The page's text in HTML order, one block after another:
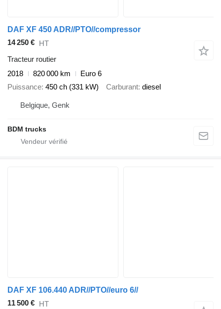
DAF XF 450 ADR//PTO//compressor
14 250 € HT
Tracteur routier
2018
820 000 km
Euro 6
Puissance 450 ch (331 kW) Carburant diesel
Belgique, Genk
BDM trucks
DAF XF 106.440 ADR//PTO//euro 6//
11 500 € HT